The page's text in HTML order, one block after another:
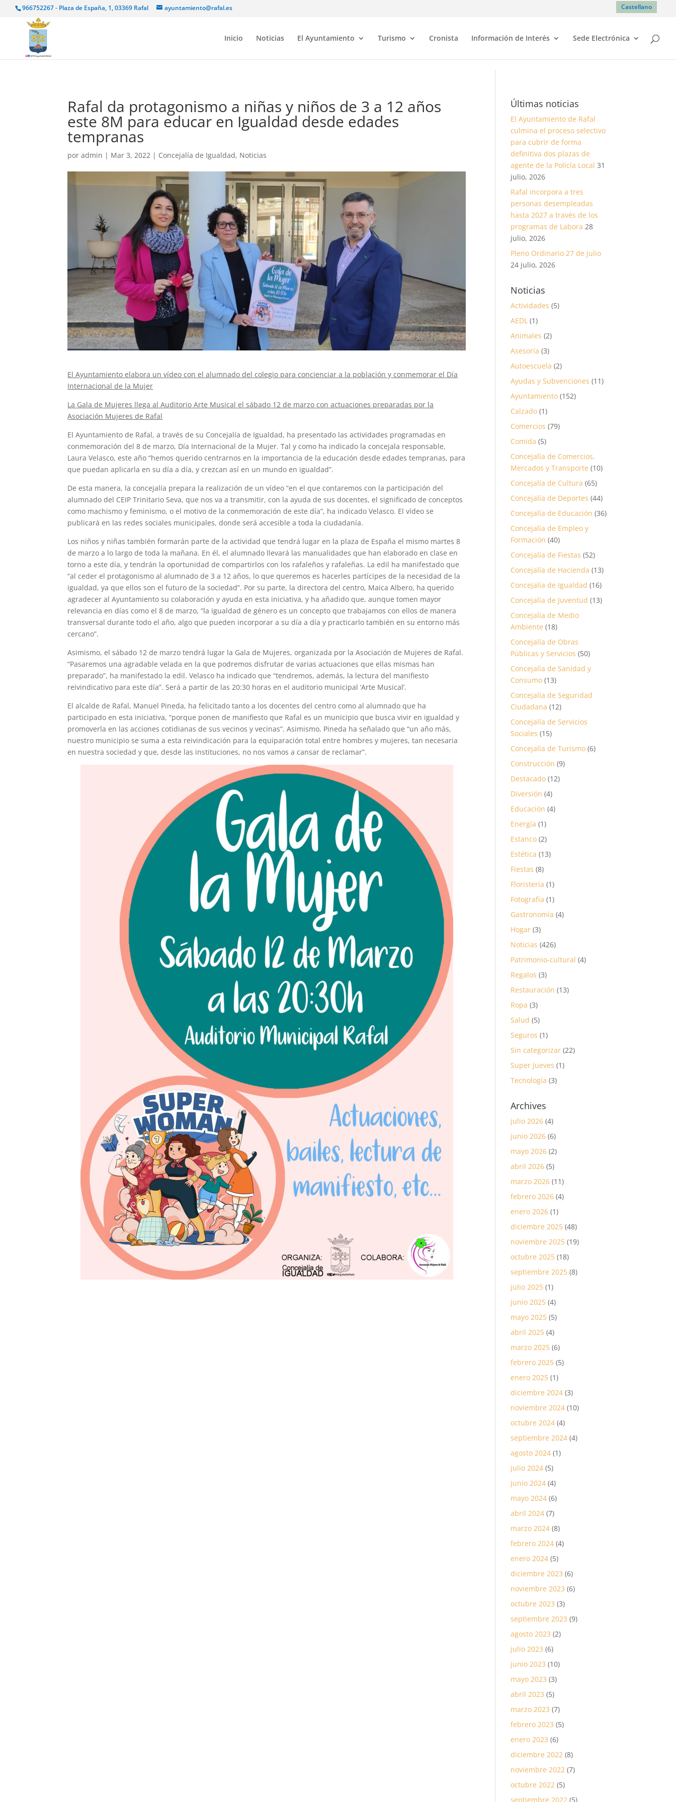
966752267 - Plaza de España, 1, 03369 Rafal ayuntamiento@rafal.es Castellano
Inicio Noticias El Ayuntamiento Turismo Cronista Información de Interés Sede Electrónica
Rafal da protagonismo a niñas y niños de 3 a 12 años
este 8M para educar en Igualdad desde edades
tempranas
poradmin | Mar 3, 2022 | Concejalía de Igualdad, Noticias
El Ayuntamiento elabora un vídeo con el alumnado del colegio para concienciar a la población y conmemorar el Día
Internacional de la Mujer
La Gala de Mujeres llega al Auditorio Arte Musical el sábado 12 de marzo con actuaciones preparadas por la
Asociación Mujeres de Rafal
El Ayuntamiento de Rafal, a través de su Concejalía de Igualdad, ha presentado las actividades programadas en
conmemoración del 8 de marzo, Día Internacional de la Mujer. Tal y como ha indicado la concejala responsable,
Laura Velasco, este año “hemos querido centrarnos en la importancia de la educación desde edades tempranas, para
que puedan aplicarla en su día a día, y crezcan así en un mundo en igualdad”.
De esta manera, la concejalía prepara la realización de un vídeo “en el que contaremos con la participación del
alumnado del CEIP Trinitario Seva, que nos va a transmitir, con la ayuda de sus docentes, el significado de conceptos
como machismo y feminismo, o el motivo de la conmemoración de este día”, ha indicado Velasco. El vídeo se
publicará en las redes sociales municipales, donde será accesible a toda la ciudadanía.
Los niños y niñas también formarán parte de la actividad que tendrá lugar en la plaza de España el mismo martes 8
de marzo a lo largo de toda la mañana. En él, el alumnado llevará las manualidades que han elaborado en clase en
torno a este día, y tendrán la oportunidad de compartirlos con los rafaleños y rafaleñas. La edil ha manifestado que
“al ceder el protagonismo al alumnado de 3 a 12 años, lo que queremos es hacerles partícipes de la necesidad de la
igualdad, ya que ellos son el futuro de la sociedad”. Por su parte, la directora del centro, Maica Albero, ha querido
agradecer al Ayuntamiento su colaboración y ayuda en esta iniciativa, y ha añadido que, aunque tomen mayor
relevancia en días como el 8 de marzo, “la igualdad de género es un concepto que trabajamos con ellos de manera
transversal durante todo el año, algo que pueden incorporar a su día a día y practicarlo también en su entorno más
cercano”.
Asimismo, el sábado 12 de marzo tendrá lugar la Gala de Mujeres, organizada por la Asociación de Mujeres de Rafal.
“Pasaremos una agradable velada en la que podremos disfrutar de varias actuaciones que ellas mismas han
preparado”, ha manifestado la edil. Velasco ha indicado que “tendremos, además, la lectura del manifiesto
reivindicativo para este día”. Será a partir de las 20:30 horas en el auditorio municipal ‘Arte Musical’.
El alcalde de Rafal, Manuel Pineda, ha felicitado tanto a los docentes del centro como al alumnado que ha
participado en esta iniciativa, “porque ponen de manifiesto que Rafal es un municipio que busca vivir en igualdad y
promoverla en las acciones cotidianas de sus vecinos y vecinas”. Asimismo, Pineda ha señalado que “un año más,
nuestro municipio se suma a esta reivindicación para la equiparación total entre hombres y mujeres, tan necesaria
en nuestra sociedad y que, desde las instituciones, no nos vamos a cansar de reclamar”.
Últimas noticias
El Ayuntamiento de Rafal
culmina el proceso selectivo
para cubrir de forma
definitiva dos plazas de
agente de la Policía Local 31
julio, 2026
Rafal incorpora a tres
personas desempleadas
hasta 2027 a través de los
programas de Labora 28
julio, 2026
Pleno Ordinario 27 de julio
24 julio, 2026
Noticias
Actividades (5)
AEDL (1)
Animales (2)
Asesoría (3)
Autoescuela (2)
Ayudas y Subvenciones (11)
Ayuntamiento (152)
Calzado (1)
Comercios (79)
Comida (5)
Concejalía de Comercios,
Mercados y Transporte (10)
Concejalía de Cultura (65)
Concejalía de Deportes (44)
Concejalía de Educación (36)
Concejalía de Empleo y
Formación (40)
Concejalía de Fiestas (52)
Concejalía de Hacienda (13)
Concejalía de Igualdad (16)
Concejalía de Juventud (13)
Concejalía de Medio
Ambiente (18)
Concejalía de Obras
Públicas y Servicios (50)
Concejalía de Sanidad y
Consumo (13)
Concejalía de Seguridad
Ciudadana (12)
Concejalía de Servicios
Sociales (15)
Concejalía de Turismo (6)
Construcción (9)
Destacado (12)
Diversión (4)
Educación (4)
Energía (1)
Estanco (2)
Estética (13)
Fiestas (8)
Floristería (1)
Fotografía (1)
Gastronomía (4)
Hogar (3)
Noticias (426)
Patrimonio-cultural (4)
Regalos (3)
Restauración (13)
Ropa (3)
Salud (5)
Seguros (1)
Sin categorizar (22)
Super Jueves (1)
Tecnología (3)
Archives
julio 2026 (4)
junio 2026 (6)
mayo 2026 (2)
abril 2026 (5)
marzo 2026 (11)
febrero 2026 (4)
enero 2026 (1)
diciembre 2025 (48)
noviembre 2025 (19)
octubre 2025 (18)
septiembre 2025 (8)
julio 2025 (1)
junio 2025 (4)
mayo 2025 (5)
abril 2025 (4)
marzo 2025 (6)
febrero 2025 (5)
enero 2025 (1)
diciembre 2024 (3)
noviembre 2024 (10)
octubre 2024 (4)
septiembre 2024 (4)
agosto 2024 (1)
julio 2024 (5)
junio 2024 (4)
mayo 2024 (6)
abril 2024 (7)
marzo 2024 (8)
febrero 2024 (4)
enero 2024 (5)
diciembre 2023 (6)
noviembre 2023 (6)
octubre 2023 (3)
septiembre 2023 (9)
agosto 2023 (2)
julio 2023 (6)
junio 2023 (10)
mayo 2023 (3)
abril 2023 (5)
marzo 2023 (7)
febrero 2023 (5)
enero 2023 (6)
diciembre 2022 (8)
noviembre 2022 (7)
octubre 2022 (5)
septiembre 2022 (5)